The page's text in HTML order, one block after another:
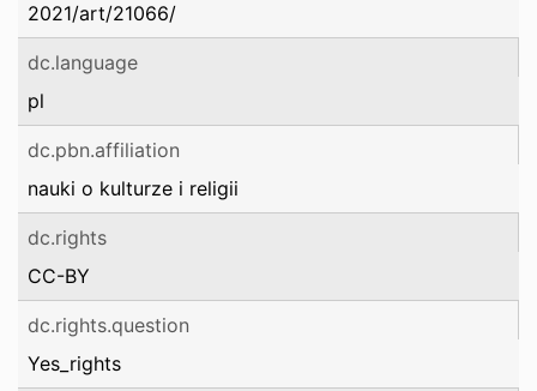
2021/art/21066/
dc.language
pl
dc.pbn.affiliation
nauki o kulturze i religii
dc.rights
CC-BY
dc.rights.question
Yes_rights